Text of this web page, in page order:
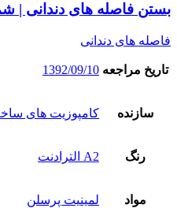
بستن فاصله های دندانی |
فاصله های دندانی
تاریخ مراجعه 1392/09/10
سازنده کامپوزیت های
رنگ A2 الترادنت
مواد لمینیت پرسلن